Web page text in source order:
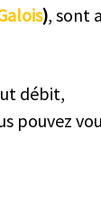
), sont
débit,
pouvez